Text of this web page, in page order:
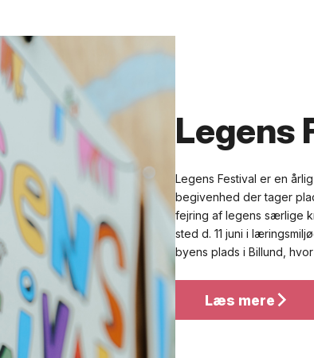
Legens
Legens Festival er en
begivenhed der tager
fejring af legens særlige
sted d. 11 juni i
byens plads i Billund,
Læs mere